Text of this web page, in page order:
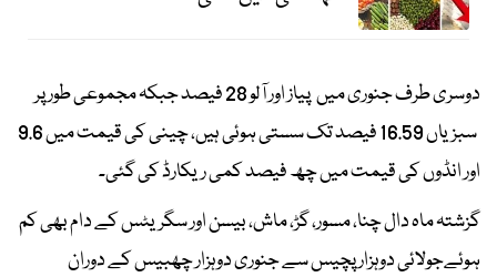
دوسری طرف جنوری میں پیاز اور آلو 28 فیصد جبکہ مجموعی طور پر
سبزیاں 16.59 فیصد تک سستی ہوئی ہیں، چینی کی قیمت میں 9.6
اور انڈوں کی قیمت میں چھ فیصد کمی ریکارڈ کی گئی۔
گزشتہ ماہ دال چنا، مسور، گڑ، ماش، بیسن اور سگریٹس کے دام بھی کم
ہوئےجولائی دوہزار پچیس سے جنوری دوہزار چھبیس کے دوران